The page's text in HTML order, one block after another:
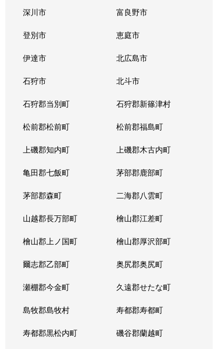
大谷地東
2,400万円
大谷地
大谷地東
1,900万円
大谷地
大谷地東
1,900万円
大谷地
大谷地東
2,800万円
大谷地
大谷地東
2,400万円
大谷地
大谷地東
2,300万円
大谷地
大谷地東
2,100万円
大谷地
大谷地東
1,800万円
大谷地
大谷地東
大谷地
大谷地東
大谷地
深川市 富良野市
登別市 恵庭市
伊達市 北広島市
石狩市 北斗市
石狩郡当別町 石狩郡新篠津村
松前郡松前町 松前郡福島町
上磯郡知内町 上磯郡木古内町
亀田郡七飯町 茅部郡鹿部町
茅部郡森町 二海郡八雲町
山越郡長万部町 檜山郡江差町
檜山郡上ノ国町 檜山郡厚沢部町
爾志郡乙部町 奥尻郡奥尻町
瀬棚郡今金町 久遠郡せたな町
島牧郡島牧村 寿都郡寿都町
寿都郡黒松内町 磯谷郡蘭越町